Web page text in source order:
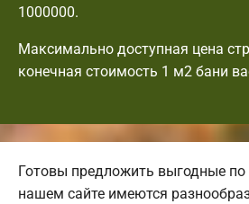
1000000.
Максимально доступная цена
конечная стоимость 1 м2 бани
Готовы предложить выгодные по
нашем сайте имеются